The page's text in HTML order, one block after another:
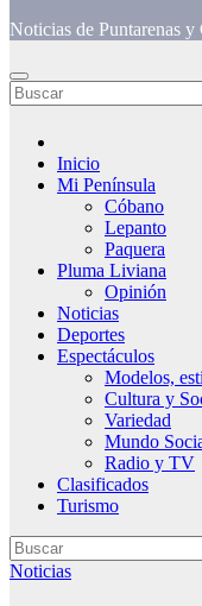
Noticias de Puntarenas y
Inicio
Mi Península
Cóbano
Lepanto
Paquera
Pluma Liviana
Opinión
Noticias
Deportes
Espectáculos
Modelos,
Cultura y
Variedad
Mundo
Radio y TV
Clasificados
Turismo
Noticias